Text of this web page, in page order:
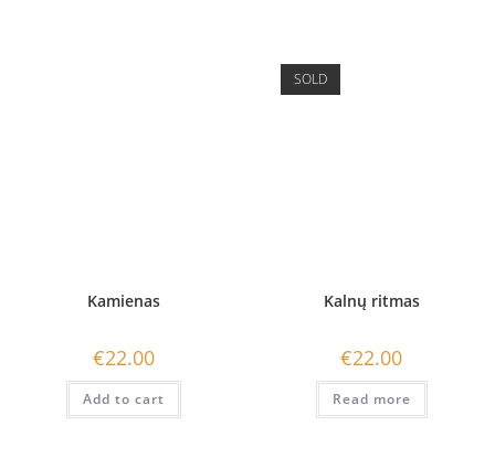
Kamienas
€22.00
Add to cart
SOLD
Kalnų ritmas
€22.00
Read more